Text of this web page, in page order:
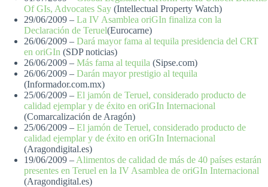
Of GIs, Advocates Say (Intellectual Property Watch)
29/06/2009 – La IV Asamblea oriGIn finaliza con la
Declaración de Teruel(Eurocarne)
26/06/2009 – Dará mayor fama al tequila presidencia del CRT
en oriGIn (SDP noticias)
26/06/2009 – Más fama al tequila (Sipse.com)
26/06/2009 – Darán mayor prestigio al tequila
(Informador.com.mx)
25/06/2009 – El jamón de Teruel, considerado producto de
calidad ejemplar y de éxito en oriGIn Internacional
(Comarcalización de Aragón)
25/06/2009 – El jamón de Teruel, considerado producto de
calidad ejemplar y de éxito en oriGIn Internacional
(Aragondigital.es)
19/06/2009 – Alimentos de calidad de más de 40 países estarán
presentes en Teruel en la IV Asamblea de oriGIn Internacional
(Aragondigital.es)